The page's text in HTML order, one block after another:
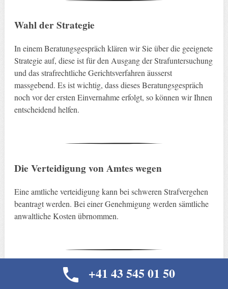
Wahl der Strategie
In einem Beratungsgespräch klären wir Sie über die geeignete
Strategie auf, diese ist für den Ausgang der Strafuntersuchung
und das strafrechtliche Gerichtsverfahren äusserst
massgebend. Es ist wichtig, dass dieses Beratungsgespräch
noch vor der ersten Einvernahme erfolgt, so können wir Ihnen
entscheidend helfen.
Die Verteidigung von Amtes wegen
Eine amtliche verteidigung kann bei schweren Strafvergehen
beantragt werden. Bei einer Genehmigung werden sämtliche
anwaltliche Kosten übrnommen.
Die Opfer und Geschädigten Vertretung
+41 43 545 01 50